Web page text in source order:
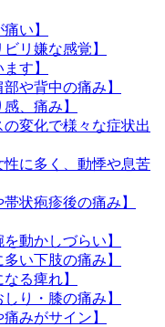
い】
リ嫌な感覚】
す】
や背中の痛み】
、痛み】
変化で様々な症状出
性に多く、動悸や息苦
状疱疹後の痛み】
動かしづらい】
い下肢の痛み】
る痺れ】
り・膝の痛み】
みがサイン】